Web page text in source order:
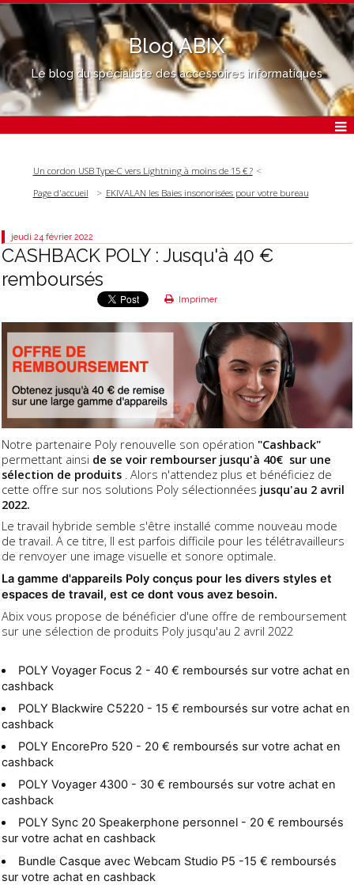
Blog ABIX
Le blog du spécialiste des accessoires informatiques
Un cordon USB Type-C vers Lightning à moins de 15 € ?
Page d'accueil
EKIVALAN les Baies insonorisées pour votre bureau
jeudi 24 février 2022
CASHBACK POLY : Jusqu'à 40 €
remboursés
Imprimer
Notre partenaire Poly renouvelle son opération "Cashback"
permettant ainsi de se voir rembourser jusqu'à 40€ sur une
sélection de produits . Alors n'attendez plus et bénéficiez de
cette offre sur nos solutions Poly sélectionnées jusqu'au 2 avril
2022.
Le travail hybride semble s'être installé comme nouveau mode
de travail. A ce titre, Il est parfois difficile pour les télétravailleurs
de renvoyer une image visuelle et sonore optimale.
La gamme d'appareils Poly conçus pour les divers styles et
espaces de travail, est ce dont vous avez besoin.
Abix vous propose de bénéficier d'une offre de remboursement
sur une sélection de produits Poly jusqu'au 2 avril 2022
POLY Voyager Focus 2 - 40 € remboursés sur votre achat en
cashback
POLY Blackwire C5220 - 15 € remboursés sur votre achat en
cashback
POLY EncorePro 520 - 20 € remboursés sur votre achat en
cashback
POLY Voyager 4300 - 30 € remboursés sur votre achat en
cashback
POLY Sync 20 Speakerphone personnel - 20 € remboursés
sur votre achat en cashback
Bundle Casque avec Webcam Studio P5 -15 € remboursés
sur votre achat en cashback